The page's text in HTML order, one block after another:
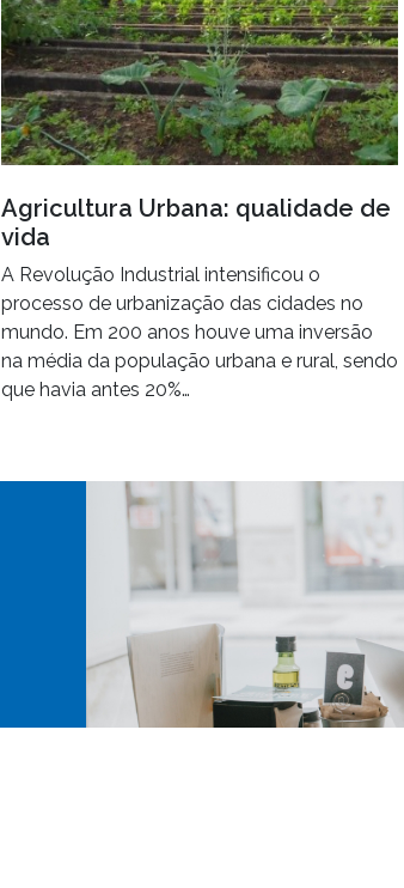
Agricultura Urbana: qualidade de
vida
A Revolução Industrial intensificou o
processo de urbanização das cidades no
mundo. Em 200 anos houve uma inversão
na média da população urbana e rural, sendo
que havia antes 20%…